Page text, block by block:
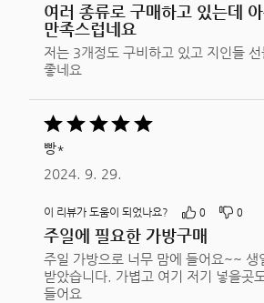
여러 종류로 구매하고 있는데
만족스럽네요
저는 3개정도 구비하고 있고 지인들 선
좋네요
5
중
5평가됨
빵*
2024. 9. 29.
이 리뷰가 도움이 되었나요? 0 0
주일에 필요한 가방구매
주일 가방으로 너무 맘에 들어요~~ 생
받았습니다. 가볍고 여기 저기 넣을곳
들어요